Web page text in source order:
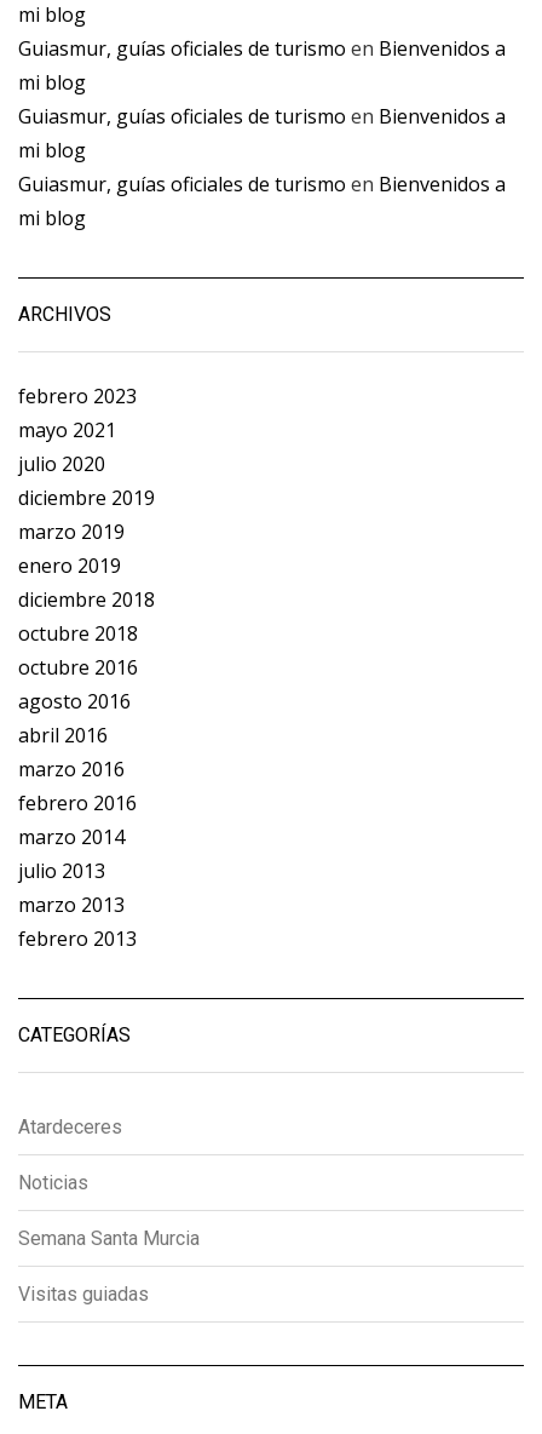
mi blog
Guiasmur, guías oficiales de turismo en Bienvenidos a
mi blog
Guiasmur, guías oficiales de turismo en Bienvenidos a
mi blog
Guiasmur, guías oficiales de turismo en Bienvenidos a
mi blog
ARCHIVOS
febrero 2023
mayo 2021
julio 2020
diciembre 2019
marzo 2019
enero 2019
diciembre 2018
octubre 2018
octubre 2016
agosto 2016
abril 2016
marzo 2016
febrero 2016
marzo 2014
julio 2013
marzo 2013
febrero 2013
CATEGORÍAS
Atardeceres
Noticias
Semana Santa Murcia
Visitas guiadas
META